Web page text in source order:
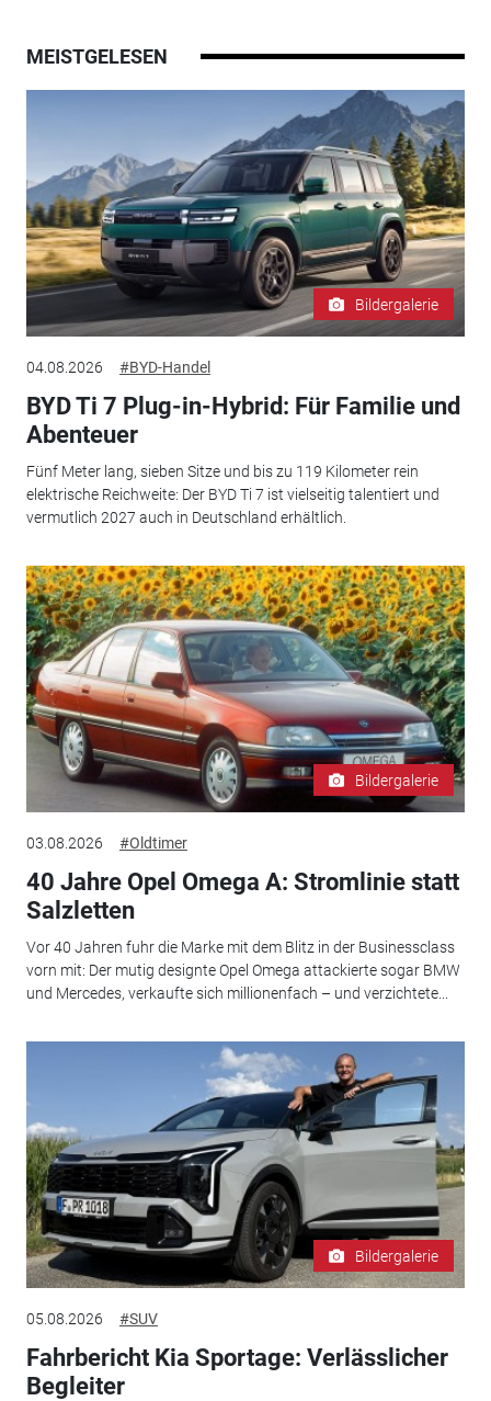
MEISTGELESEN
Bildergalerie
04.08.2026 #BYD-Handel
BYD Ti 7 Plug-in-Hybrid: Für Familie und
Abenteuer
Fünf Meter lang, sieben Sitze und bis zu 119 Kilometer rein
elektrische Reichweite: Der BYD Ti 7 ist vielseitig talentiert und
vermutlich 2027 auch in Deutschland erhältlich.
Bildergalerie
03.08.2026 #Oldtimer
40 Jahre Opel Omega A: Stromlinie statt
Salzletten
Vor 40 Jahren fuhr die Marke mit dem Blitz in der Businessclass
vorn mit: Der mutig designte Opel Omega attackierte sogar BMW
und Mercedes, verkaufte sich millionenfach – und verzichtete...
Bildergalerie
05.08.2026 #SUV
Fahrbericht Kia Sportage: Verlässlicher
Begleiter